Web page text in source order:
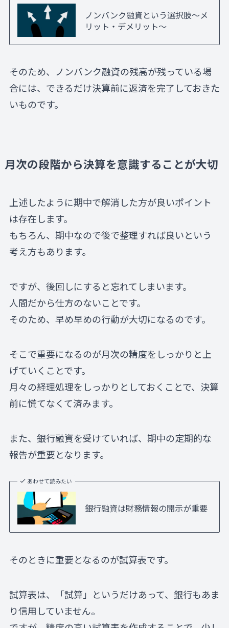
ノンバンク融資という選択肢～メ
リット・デメリット～
そのため、ノンバンク融資の残高が残っている場
合には、できるだけ決算前に返済を完了しておきた
いものです。
月次の段階から決算を意識することが大切
上述したように期中で解消した方が良いポイント
は存在します。
もちろん、期中なので後で整理すれば良いという
考え方もあります。
ですが、後回しにすると忘れてしまいます。
人間だから仕方のないことです。
そのため、早め早めの行動が大切になるのです。
そこで重要になるのが月次の精度をしっかりと上
げていくことです。
月々の経理処理をしっかりとしておくことで、決算
前に慌てなくて済みます。
また、銀行融資を受けていれば、期中の定期的な
報告が重要となります。
あわせて読みたい
銀行融資は財務情報の開示が重要
そのときに重要となるのが試算表です。
試算表は、「試算」というだけあって、銀行もあま
り信用していません。